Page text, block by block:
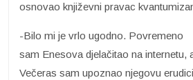
osnovao književni pravac
-Bilo mi je vrlo ugodno. Povremeno
sam Enesova djelačitao na internetu,
Večeras sam upoznao njegovu